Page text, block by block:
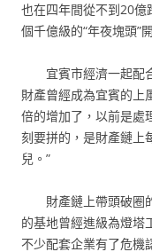
也在四年間從不到20
個千億級的“年夜塊頭”
宜賓市經濟一起配
財產曾經成為宜賓的上
倍的增加了，以前是處
刻要拼的，是財產鏈上
兒。”
財產鏈上帶頭破圈
的基地曾經進級為燈塔
不少配套企業有了危機